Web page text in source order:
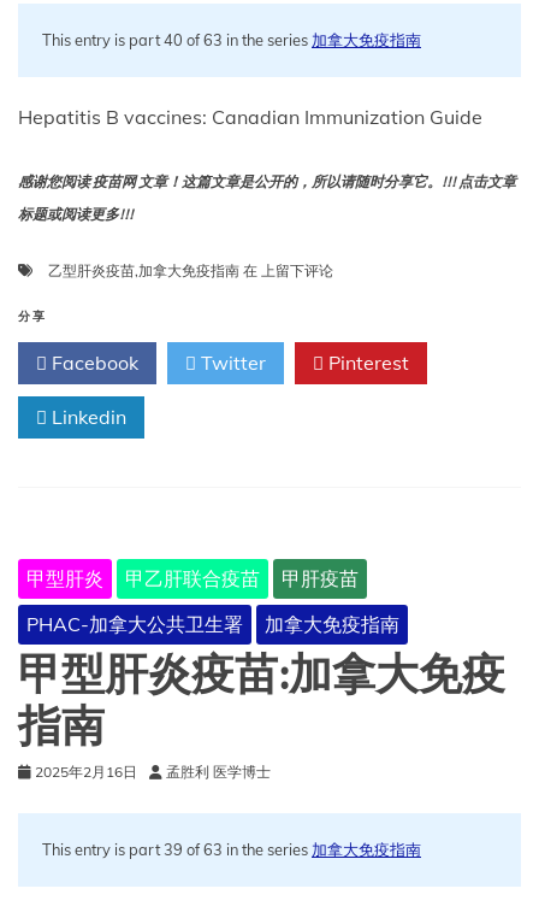
This entry is part 40 of 63 in the series 加拿大免疫指南
Hepatitis B vaccines: Canadian Immunization Guide
感谢您阅读 疫苗网 文章！这篇文章是公开的，所以请随时分享它。!!! 点击文章
标题或阅读更多!!!
乙型肝炎疫苗,加拿大免疫指南 在 乙
炎
疫
苗:
南
上留下评论
分享
Facebook Twitter Pinterest
Linkedin
甲型肝炎 甲乙肝联合疫苗
甲肝疫苗
PHAC-加拿大公共卫生署
加拿大免疫指南
甲型肝炎疫苗:加拿大免疫
指南
2025年2月16日 孟胜利 医学博士
This entry is part 39 of 63 in the series 加拿大免疫指南